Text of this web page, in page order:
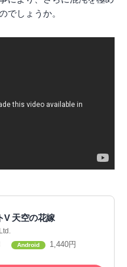
でしょうか。
V 天空の花嫁
Android 1,440円